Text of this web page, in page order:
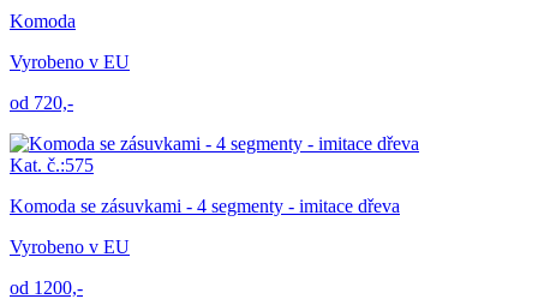
Komoda
Vyrobeno v EU
od 720,-
Kat. č.:575
Komoda se zásuvkami - 4 segmenty - imitace dřeva
Vyrobeno v EU
od 1200,-